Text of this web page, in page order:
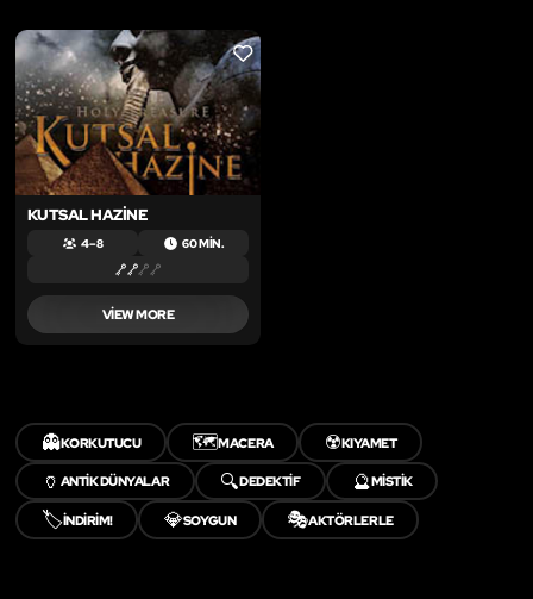
LIKE
KUTSAL HAZINE
4 – 8 60 MIN.
VIEW MORE
👻KORKUTUCU 🗺️MACERA ☢️KIYAMET
🏺 ANTIK DÜNYALAR 🔍DEDEKTIF 🔮MISTIK
🏷️İNDİRİM! 💎SOYGUN 🎭AKTÖRLERLE